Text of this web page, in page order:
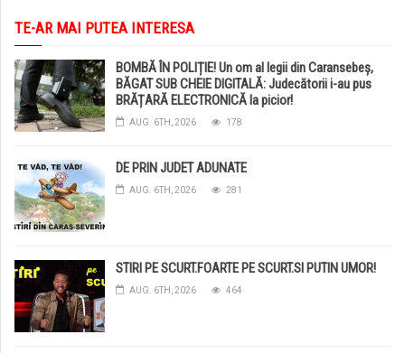
TE-AR MAI PUTEA INTERESA
BOMBĂ ÎN POLIȚIE! Un om al legii din Caransebeș,
BĂGAT SUB CHEIE DIGITALĂ: Judecătorii i-au pus
BRĂȚARĂ ELECTRONICĂ la picior!
AUG. 6TH, 2026 178
DE PRIN JUDET ADUNATE
AUG. 6TH, 2026 281
STIRI PE SCURT.FOARTE PE SCURT.SI PUTIN UMOR!
AUG. 6TH, 2026 464